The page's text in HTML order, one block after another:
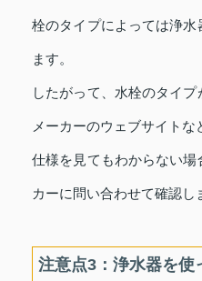
栓のタイプによっては浄水
ます。
したがって、水栓のタイ
メーカーのウェブサイトな
仕様を見てもわからない
カーに問い合わせて確認し
注意点3：浄水器を使